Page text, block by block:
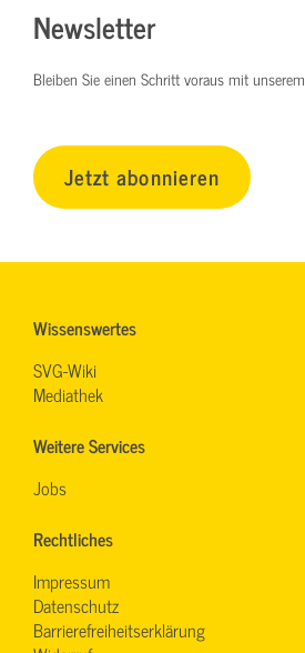
Newsletter
Bleiben Sie einen Schritt voraus mit unserem
Jetzt abonnieren
Wissenswertes
SVG-Wiki
Mediathek
Weitere Services
Jobs
Rechtliches
Impressum
Datenschutz
Barrierefreiheitserklärung